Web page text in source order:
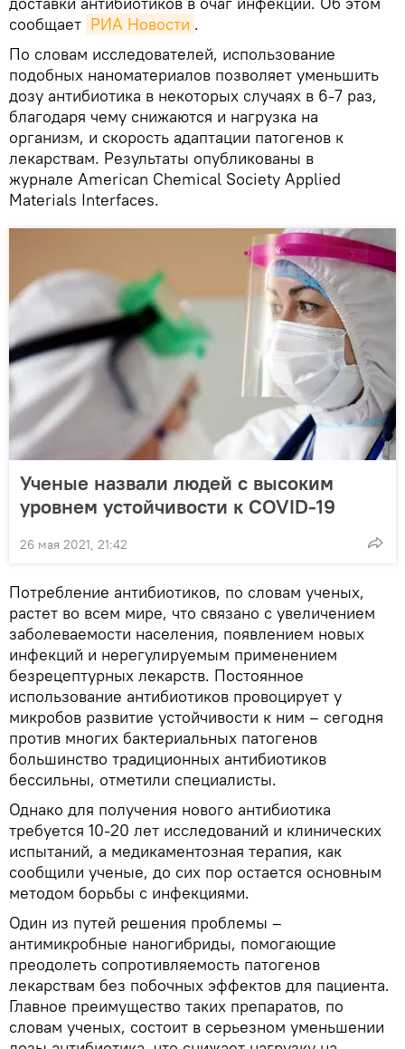
сообщает РИА Новости .
По словам исследователей, использование
подобных наноматериалов позволяет уменьшить
дозу антибиотика в некоторых случаях в 6-7 раз,
благодаря чему снижаются и нагрузка на
организм, и скорость адаптации патогенов к
лекарствам. Результаты опубликованы в
журнале American Chemical Society Applied
Materials Interfaces.
Ученые назвали людей с высоким
уровнем устойчивости к COVID-19
26 мая 2021, 21:42
Потребление антибиотиков, по словам ученых,
растет во всем мире, что связано с увеличением
заболеваемости населения, появлением новых
инфекций и нерегулируемым применением
безрецептурных лекарств. Постоянное
использование антибиотиков провоцирует у
микробов развитие устойчивости к ним – сегодня
против многих бактериальных патогенов
большинство традиционных антибиотиков
бессильны, отметили специалисты.
Однако для получения нового антибиотика
требуется 10-20 лет исследований и клинических
испытаний, а медикаментозная терапия, как
сообщили ученые, до сих пор остается основным
методом борьбы с инфекциями.
Один из путей решения проблемы –
антимикробные наногибриды, помогающие
преодолеть сопротивляемость патогенов
лекарствам без побочных эффектов для пациента.
Главное преимущество таких препаратов, по
словам ученых, состоит в серьезном уменьшении